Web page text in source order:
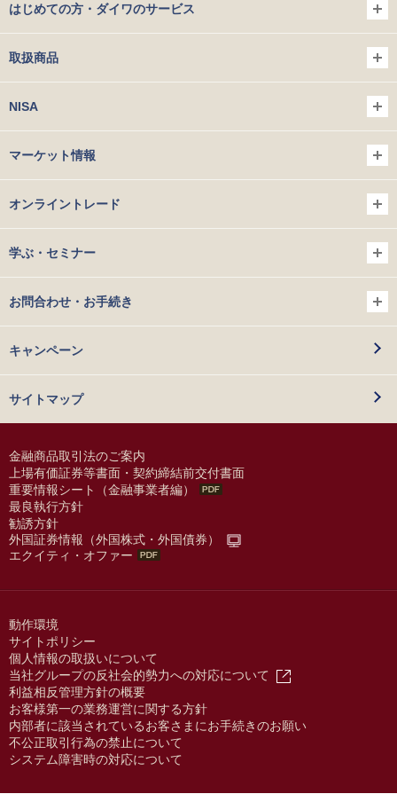
はじめての方・ダイワのサービス
取扱商品
NISA
マーケット情報
オンライントレード
学ぶ・セミナー
お問合わせ・お手続き
キャンペーン
サイトマップ
金融商品取引法のご案内
上場有価証券等書面・契約締結前交付書面
重要情報シート（金融事業者編）
最良執行方針
勧誘方針
外国証券情報（外国株式・外国債券）
エクイティ・オファー
動作環境
サイトポリシー
個人情報の取扱いについて
当社グループの反社会的勢力への対応について
利益相反管理方針の概要
お客様第一の業務運営に関する方針
内部者に該当されているお客さまにお手続きのお願い
不公正取引行為の禁止について
システム障害時の対応について